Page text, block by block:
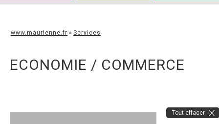
www.maurienne.fr » Services
ECONOMIE / COMMERCE
Tout effacer